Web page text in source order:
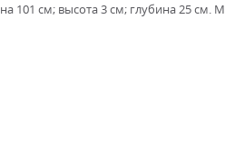
101 см; высота 3 см; глубина 25